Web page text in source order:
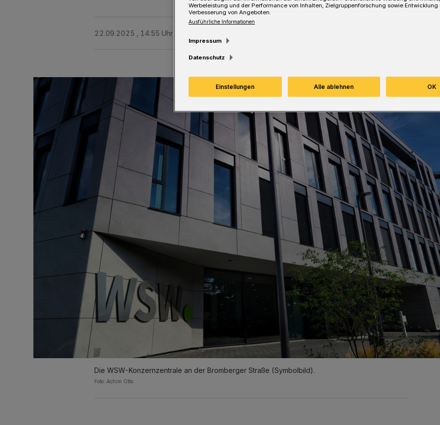
22.09.2025 , 14:55 Uhr
Die WSW-Konzernzentrale an der Bromberger Straße (Symbolbild).
Foto: Achim Otto
Werbeleistung und der Performance von Inhalten, Zielgruppenforschung sowie Entwicklung
Verbesserung von Angeboten.
Ausführliche Informationen
Impressum
Datenschutz
Einstellungen Alle ablehnen OK